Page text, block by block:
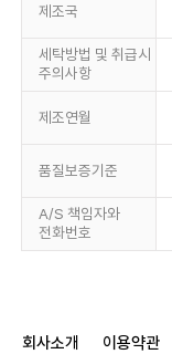
제조국
세탁방법 및 취급시
주의사항
제조연월
품질보증기준
A/S 책임자와
전화번호
회사소개 이용약관